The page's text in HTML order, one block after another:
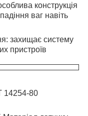
конструкція
ваг навіть
захищає систему
пристроїв
14254-80